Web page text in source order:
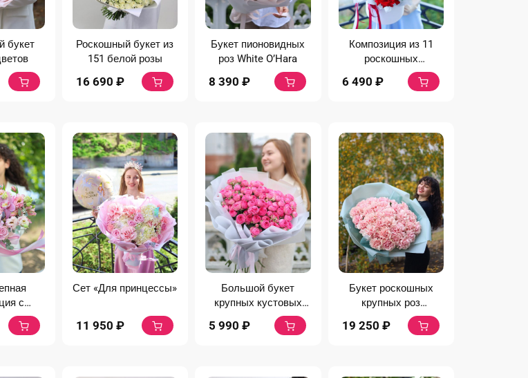
букет
Роскошный букет из
151 белой розы
16 690 ₽
Букет пионовидных
роз White O’Hara
8 390 ₽
Композиция из 11
роскошных
французских роз
6 490 ₽
с
и
Сет «Для принцессы»
11 950 ₽
Большой букет
крупных кустовых
пионовидных роз
5 990 ₽
Букет роскошных
крупных роз
французских роз
19 250 ₽